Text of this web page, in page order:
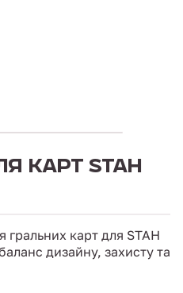
КАРТ STAH
карт для STAH
дизайну, захисту та